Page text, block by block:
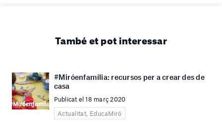
També et pot interessar
#Miróenfamília: recursos per a crear des de
casa
Publicat el 18 març 2020
Actualitat, EducaMiró